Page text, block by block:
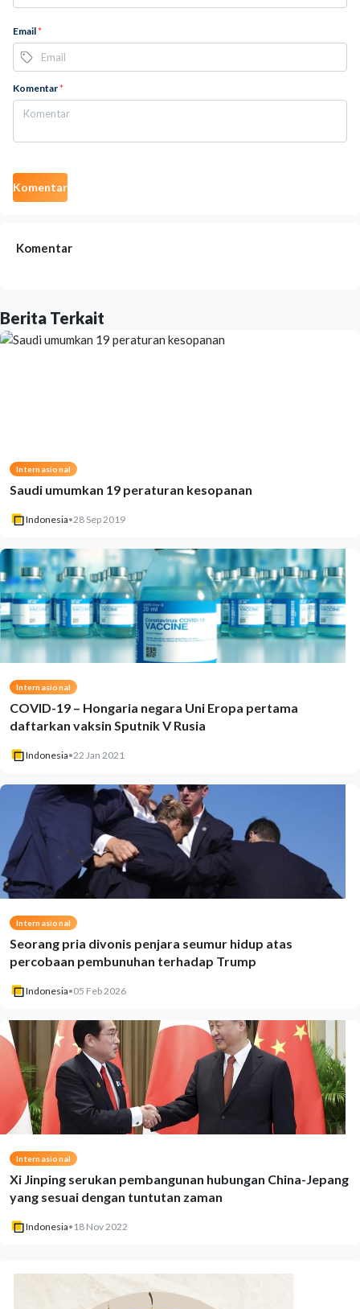
Email*
Komentar*
Komentar
Komentar
Berita Terkait
Internasional
Saudi umumkan 19 peraturan kesopanan
Indonesia•28 Sep 2019
Internasional
COVID-19 – Hongaria negara Uni Eropa pertama
daftarkan vaksin Sputnik V Rusia
Indonesia•22 Jan 2021
Internasional
Seorang pria divonis penjara seumur hidup atas
percobaan pembunuhan terhadap Trump
Indonesia•05 Feb 2026
Internasional
Xi Jinping serukan pembangunan hubungan China-Jepang
yang sesuai dengan tuntutan zaman
Indonesia• 18 Nov 2022